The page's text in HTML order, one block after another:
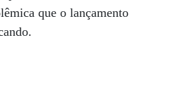
que o lançamento